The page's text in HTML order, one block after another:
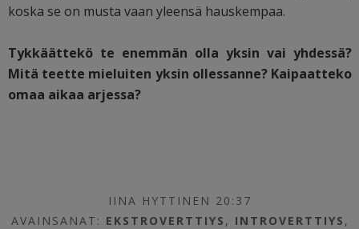
koska se on musta vaan yleensä hauskempaa.
Tykkäättekö te enemmän olla yksin vai yhdessä?
Mitä teette mieluiten yksin ollessanne? Kaipaatteko
omaa aikaa arjessa?
IINA HYTTINEN 20:37
AVAINSANAT: EKSTROVERTTIYS , INTROVERTTIYS ,